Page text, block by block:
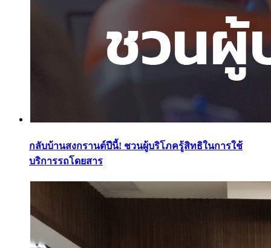
กลับบ้านสงกรานต์ปีนี้! ชวนผู้บริโภครู้สิทธิในการใช้
บริการรถโดยสาร